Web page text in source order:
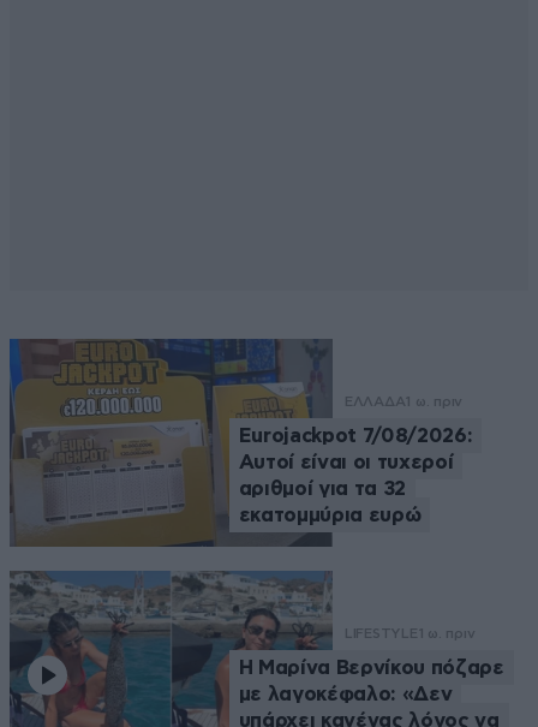
ΕΛΛΑΔΑ 1 ω. πριν
Eurojackpot 7/08/2026:
Αυτοί είναι οι τυχεροί
αριθμοί για τα 32
εκατομμύρια ευρώ
LIFESTYLE 1 ω. πριν
Η Μαρίνα Βερνίκου πόζαρε
με λαγοκέφαλο: «Δεν
υπάρχει κανένας λόγος να